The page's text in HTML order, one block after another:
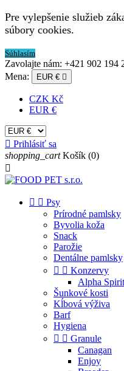
Pre vylepšenie služieb
súbory cookies.
Súhlasím
Zavolajte nám: +421 902 194
Mena:
EUR € 
CZK Kč
EUR €
 Prihlásiť sa
shopping_cart Košík (0)

  Psy
Prírodné pamlsky
Byvolia koža
Snack
Parožie
Dentálne pamlsky
  Konzervy
Alpha
Šunkové kosti
Kĺbová výživa
Barf
Hygiena
  Granule
Canagan
Enjoy